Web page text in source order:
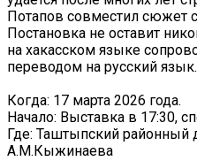
Потапов совместил сюжет
Постановка не оставит
на хакасском языке
переводом на русский
Когда: 17 марта 2026 года.
Начало: Выставка в 17:30,
Где: Таштыпский
А.М.Кыжинаева